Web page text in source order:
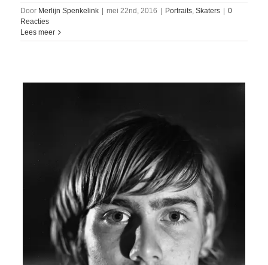
Door Merlijn Spenkelink | mei 22nd, 2016 | Portraits, Skaters | 0
Reacties
Lees meer